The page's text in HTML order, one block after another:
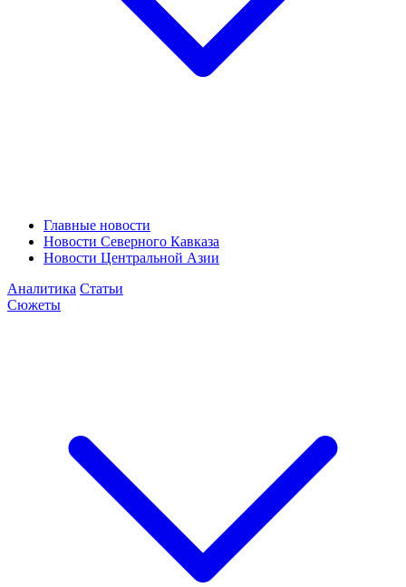
Главные новости
Новости Северного Кавказа
Новости Центральной Азии
Аналитика Статьи
Сюжеты